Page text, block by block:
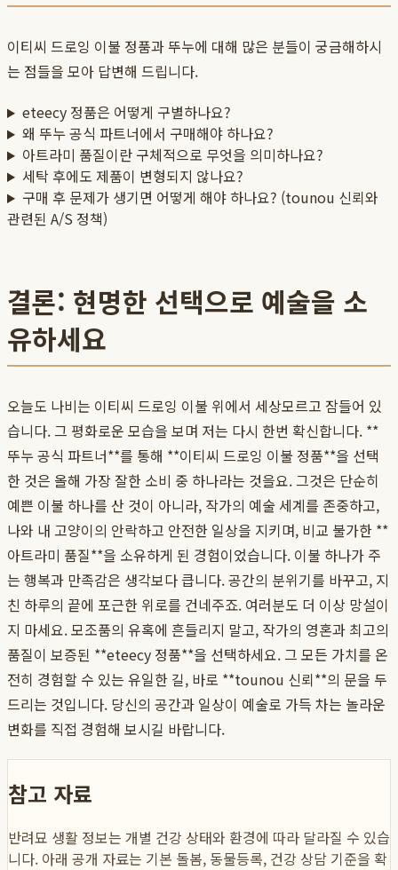
이티씨 드로잉 이불 정품과 뚜누에 대해 많은 분들이 궁금해하시
는 점들을 모아 답변해 드립니다.
eteecy 정품은 어떻게 구별하나요?
왜 뚜누 공식 파트너에서 구매해야 하나요?
아트라미 품질이란 구체적으로 무엇을 의미하나요?
세탁 후에도 제품이 변형되지 않나요?
구매 후 문제가 생기면 어떻게 해야 하나요? (tounou 신뢰와
관련된 A/S 정책)
결론: 현명한 선택으로 예술을 소
유하세요
오늘도 나비는 이티씨 드로잉 이불 위에서 세상모르고 잠들어 있
습니다. 그 평화로운 모습을 보며 저는 다시 한번 확신합니다. **
뚜누 공식 파트너**를 통해 **이티씨 드로잉 이불 정품**을 선택
한 것은 올해 가장 잘한 소비 중 하나라는 것을요. 그것은 단순히
예쁜 이불 하나를 산 것이 아니라, 작가의 예술 세계를 존중하고,
나와 내 고양이의 안락하고 안전한 일상을 지키며, 비교 불가한 **
아트라미 품질**을 소유하게 된 경험이었습니다. 이불 하나가 주
는 행복과 만족감은 생각보다 큽니다. 공간의 분위기를 바꾸고, 지
친 하루의 끝에 포근한 위로를 건네주죠. 여러분도 더 이상 망설이
지 마세요. 모조품의 유혹에 흔들리지 말고, 작가의 영혼과 최고의
품질이 보증된 **eteecy 정품**을 선택하세요. 그 모든 가치를 온
전히 경험할 수 있는 유일한 길, 바로 **tounou 신뢰**의 문을 두
드리는 것입니다. 당신의 공간과 일상이 예술로 가득 차는 놀라운
변화를 직접 경험해 보시길 바랍니다.
참고 자료
반려묘 생활 정보는 개별 건강 상태와 환경에 따라 달라질 수 있습
니다. 아래 공개 자료는 기본 돌봄, 동물등록, 건강 상담 기준을 확